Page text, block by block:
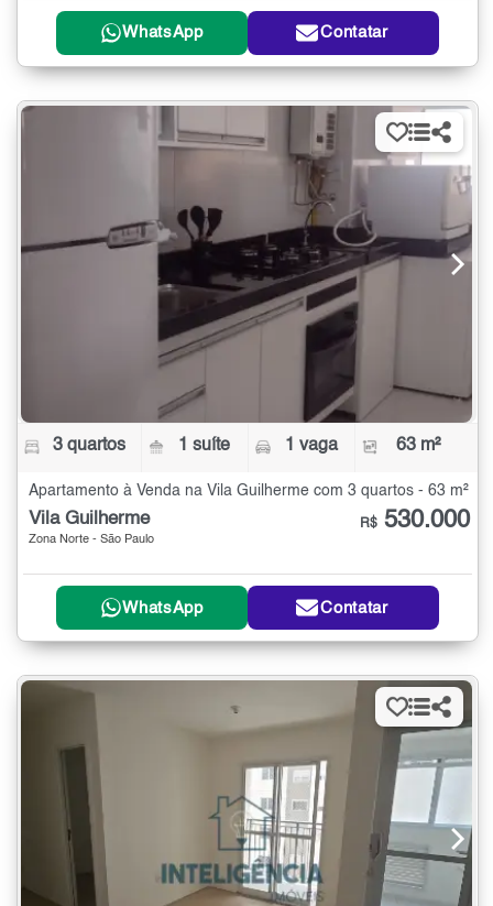
WhatsApp Contatar
3 quartos 1 suíte 1 vaga 63 m²
Apartamento à Venda na Vila Guilherme com 3 quartos - 63 m²
Vila Guilherme
Zona Norte - São Paulo
R$ 530.000
WhatsApp Contatar